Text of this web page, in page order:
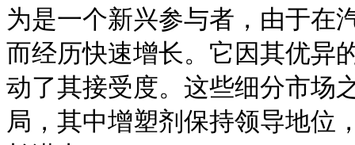
为是一个新兴参与者，由于在
而经历快速增长。它因其优异
动了其接受度。这些细分市场
局，其中增塑剂保持领导地位